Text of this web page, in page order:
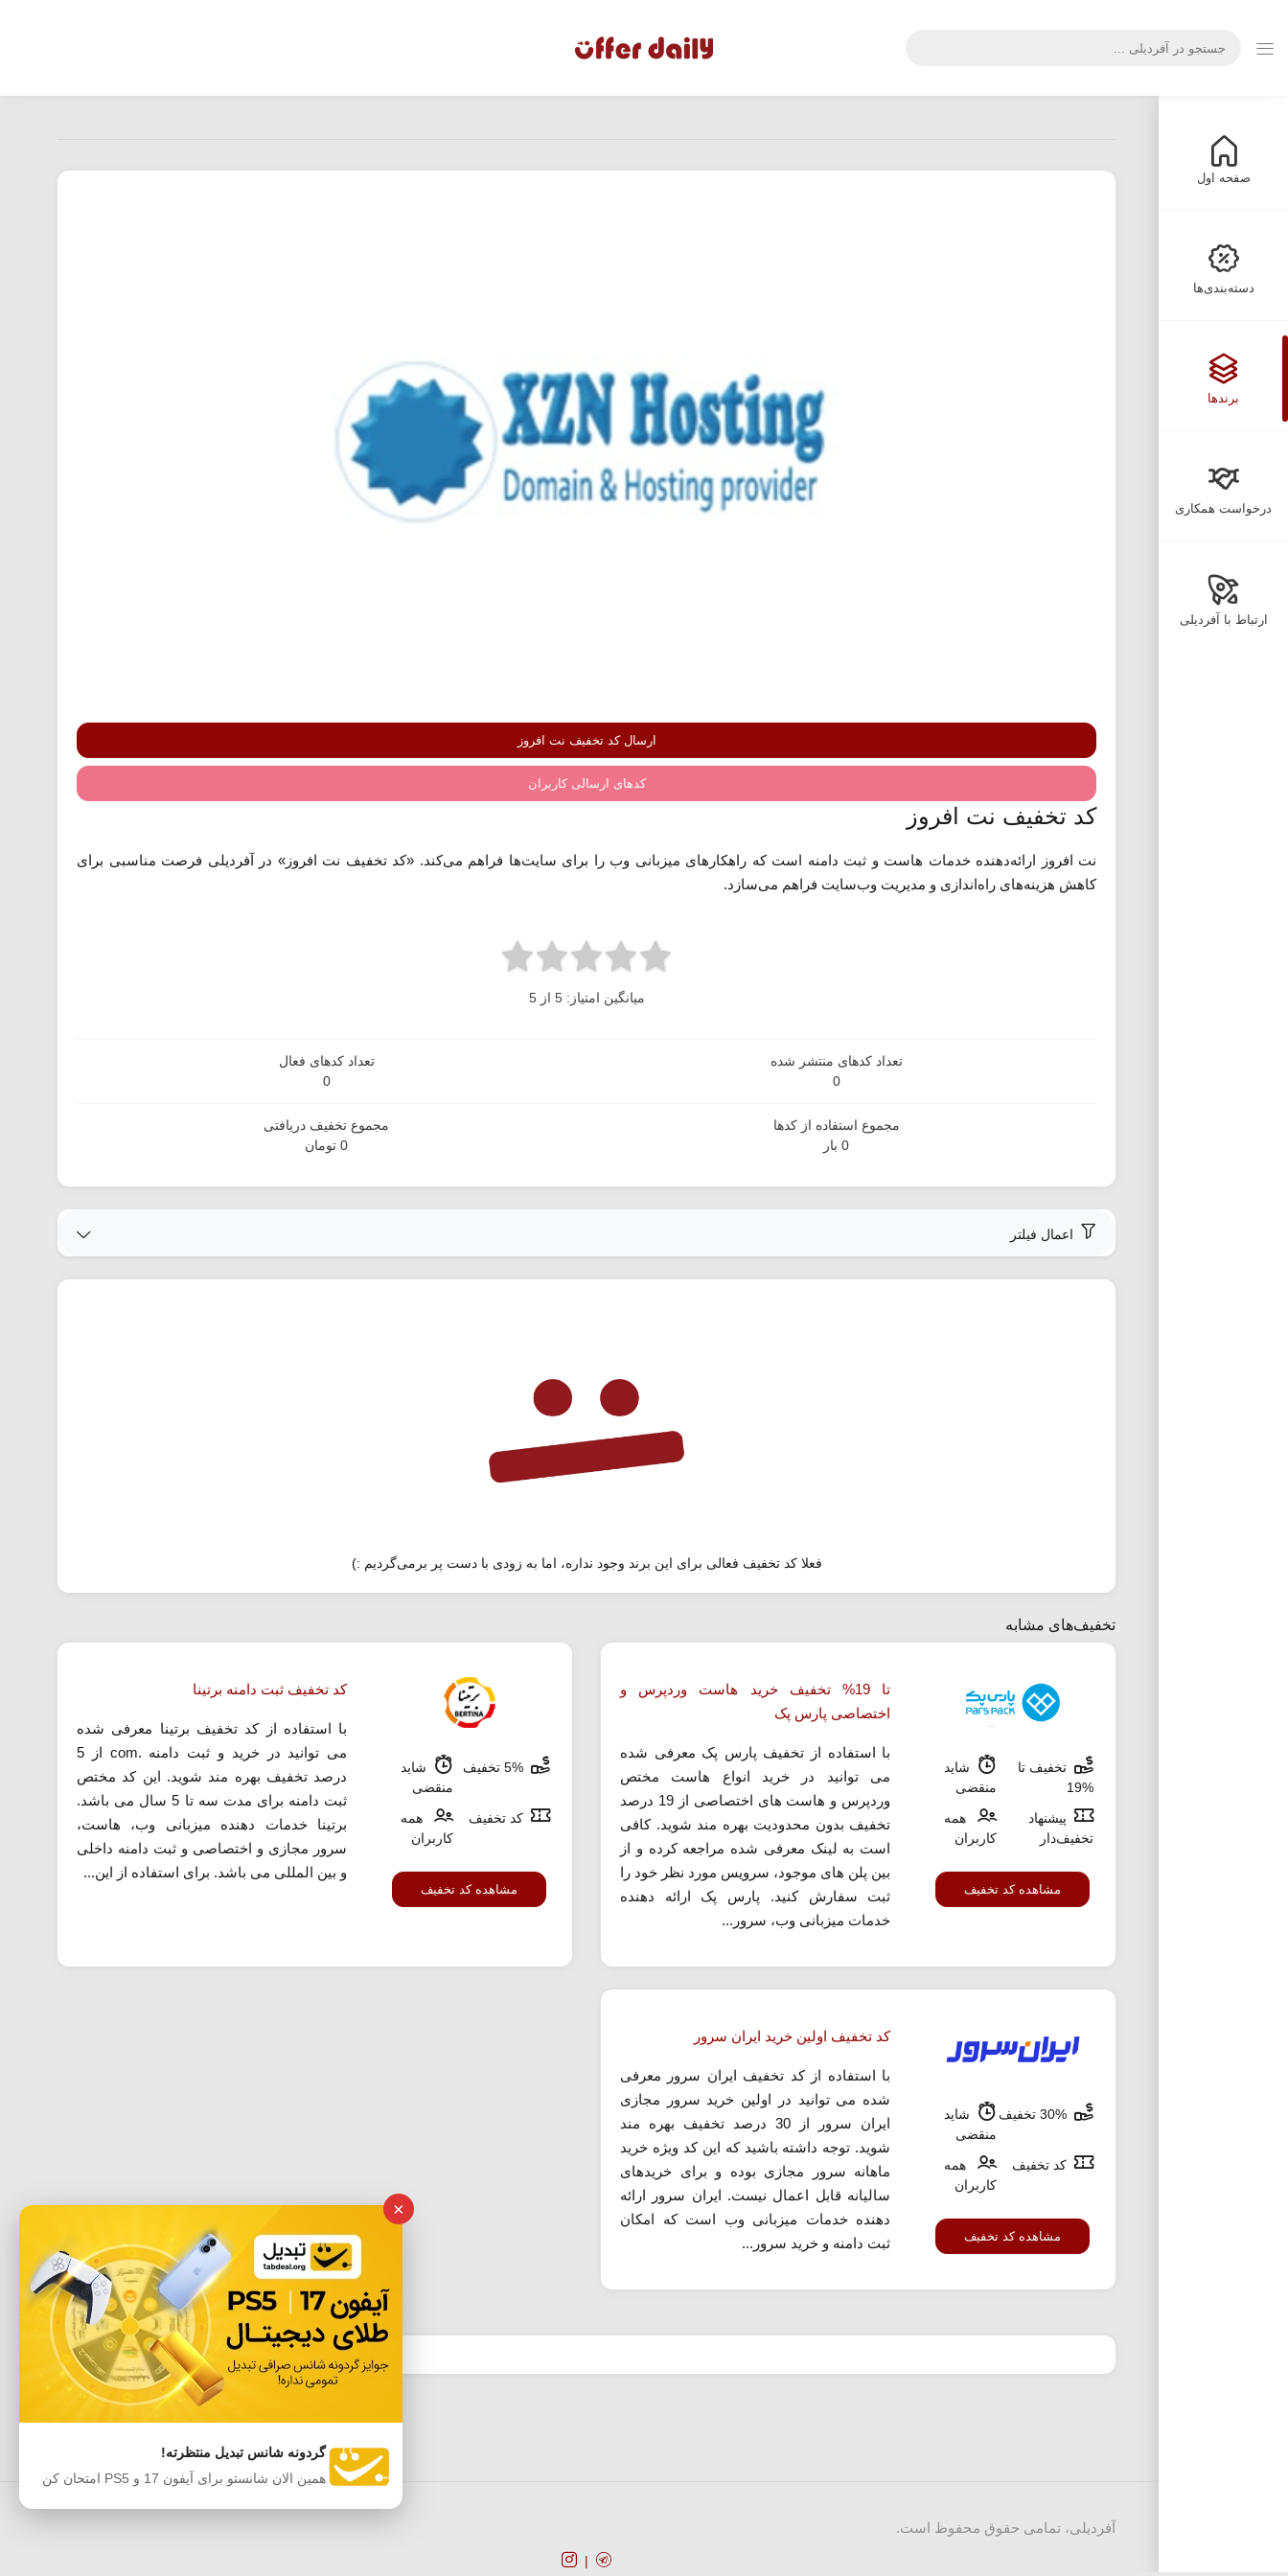
صفحه اول
دسته‌بندی‌ها
برندها
درخواست همکاری
ارتباط با آفردیلی
ارسال کد تخفیف نت افروز
کدهای ارسالی کاربران
کد تخفیف نت افروز
نت افروز ارائه‌دهنده خدمات هاست و ثبت دامنه است که راهکارهای میزبانی وب را برای سایت‌ها فراهم می‌کند. «کد تخفیف نت افروز» در آفردیلی فرصت مناسبی برای
کاهش هزینه‌های راه‌اندازی و مدیریت وب‌سایت فراهم می‌سازد.
میانگین امتیاز: 5 از 5
تعداد کدهای منتشر شده
0
تعداد کدهای فعال
0
مجموع استفاده از کدها
0 بار
مجموع تخفیف دریافتی
0 تومان
اعمال فیلتر
فعلا کد تخفیف فعالی برای این برند وجود نداره، اما به زودی با دست پر برمی‌گردیم :)
تخفیف‌های مشابه
تخفیف تا
%19
شاید
منقضی
پیشنهاد
تخفیف‌دار
همه
کاربران
مشاهده کد تخفیف
تا 19% تخفیف خرید هاست وردپرس و
اختصاصی پارس پک
با استفاده از تخفیف پارس پک معرفی شده
می توانید در خرید انواع هاست مختص
وردپرس و هاست های اختصاصی از 19 درصد
تخفیف بدون محدودیت بهره مند شوید. کافی
است به لینک معرفی شده مراجعه کرده و از
بین پلن های موجود، سرویس مورد نظر خود را
ثبت سفارش کنید. پارس پک ارائه دهنده
خدمات میزبانی وب، سرور...
شاید
منقضی
کد تخفیف
همه
کاربران
مشاهده کد تخفیف
کد تخفیف ثبت دامنه برتینا
با استفاده از کد تخفیف برتینا معرفی شده
می توانید در خرید و ثبت دامنه .com از 5
درصد تخفیف بهره مند شوید. این کد مختص
ثبت دامنه برای مدت سه تا 5 سال می باشد.
برتینا خدمات دهنده میزبانی وب، هاست،
سرور مجازی و اختصاصی و ثبت دامنه داخلی
و بین المللی می باشد. برای استفاده از این...
شاید
منقضی
کد تخفیف
همه
کاربران
مشاهده کد تخفیف
کد تخفیف اولین خرید ایران سرور
با استفاده از کد تخفیف ایران سرور معرفی
شده می توانید در اولین خرید سرور مجازی
ایران سرور از 30 درصد تخفیف بهره مند
شوید. توجه داشته باشید که این کد ویژه خرید
ماهانه سرور مجازی بوده و برای خریدهای
سالیانه قابل اعمال نیست. ایران سرور ارائه
دهنده خدمات میزبانی وب است که امکان
ثبت دامنه و خرید سرور...
×
گردونه شانس تبدیل منتظرته!
همین الان شانستو برای آیفون 17 و PS5 امتحان کن
آفردیلی، تمامی حقوق محفوظ است.